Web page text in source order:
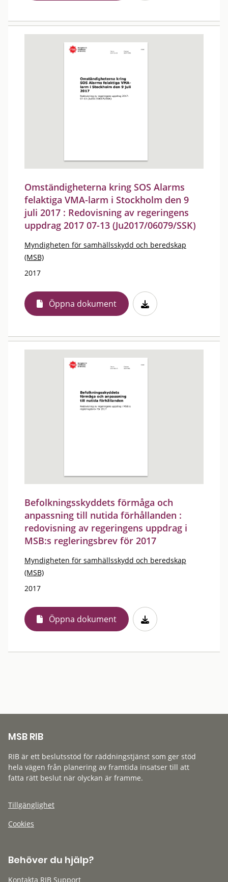
Omständigheterna kring SOS Alarms
felaktiga VMA-larm i Stockholm den 9
juli 2017 : Redovisning av regeringens
uppdrag 2017 07-13 (Ju2017/06079/SSK)
Myndigheten för samhällsskydd och beredskap
(MSB)
2017
Öppna dokument
Befolkningsskyddets förmåga och
anpassning till nutida förhållanden :
redovisning av regeringens uppdrag i
MSB:s regleringsbrev för 2017
Myndigheten för samhällsskydd och beredskap
(MSB)
2017
Öppna dokument
MSB RIB
RIB är ett beslutsstöd för räddningstjänst som ger stöd
hela vägen från planering av framtida insatser till att
fatta rätt beslut när olyckan är framme.
Tillgänglighet
Cookies
Behöver du hjälp?
Kontakta RIB Support